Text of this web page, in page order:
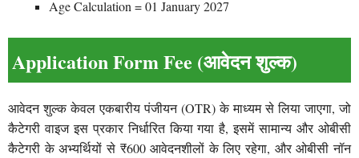
Age Calculation = 01 January 2027
Application Form Fee (आवेदन शुल्क)
आवेदन शुल्क केवल एकबारीय पंजीयन (OTR) के माध्यम से लिया जाएगा, जो
कैटेगरी वाइज इस प्रकार निर्धारित किया गया है, इसमें सामान्य और ओबीसी
कैटेगरी के अभ्यर्थियों से ₹600 आवेदनशीलों के लिए रहेगा, और ओबीसी नॉन